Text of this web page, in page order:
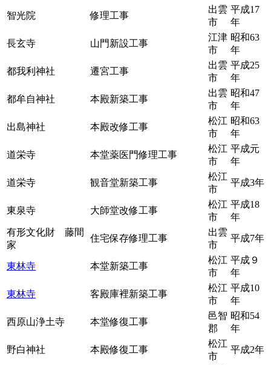
智光院 修理工事
出雲
市
平成17
年
長玄寺 山門新設工事
江津
市
昭和63
年
都我利神社 遷宮工事
出雲
市
平成25
年
都牟自神社 本殿新築工事
出雲
市
昭和47
年
出島神社 本殿改修工事
松江
市
昭和63
年
道栄寺 本堂薬医門修理工事
松江
市
平成元
年
道栄寺 観音堂新築工事
松江
市
平成3年
東泉寺 大師堂改修工事
松江
市
平成18
年
有形文化財 藤間
家
住宅保存修理工事
出雲
市
平成7年
東林寺 本堂新築工事
松江
市
平成９
年
東林寺 客殿庫裡新築工事
松江
市
平成10
年
西原山浄土寺 本堂修復工事
邑智
郡
昭和54
年
野白神社 本殿修復工事
松江
市
平成2年